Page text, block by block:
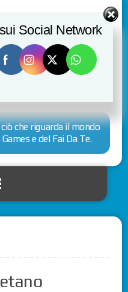
che riguarda il mondo
e del Fai Da Te.
Social Network